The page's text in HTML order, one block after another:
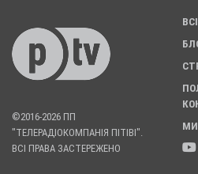
©2016-2026 ПП
"ТЕЛЕРАДІОКОМПАНІЯ ПІТІВІ".
ВСІ ПРАВА ЗАСТЕРЕЖЕНО